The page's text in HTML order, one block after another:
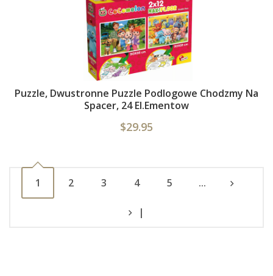
Puzzle, Dwustronne Puzzle Podlogowe Chodzmy Na
Spacer, 24 El.ementow
$29.95
1 2 3 4 5 ...
|